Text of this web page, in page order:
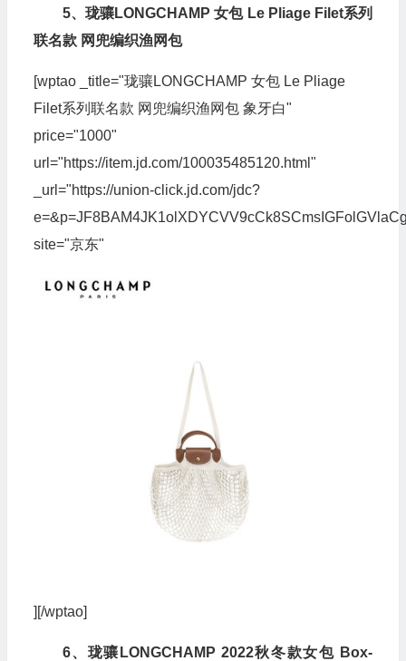
5、珑骧LONGCHAMP 女包 Le Pliage Filet系列
联名款 网兜编织渔网包
[wptao _title="珑骧LONGCHAMP 女包 Le Pliage
Filet系列联名款 网兜编织渔网包 象牙白"
price="1000"
url="https://item.jd.com/100035485120.html"
_url="https://union-click.jd.com/jdc?
site="京东"
][/wptao]
6、珑骧LONGCHAMP 2022秋冬款女包 Box-